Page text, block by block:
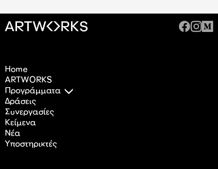
Home
ARTWORKS
Προγράμματα
Δράσεις
Συνεργασίες
Κείμενα
Nέα
Υποστηρικτές